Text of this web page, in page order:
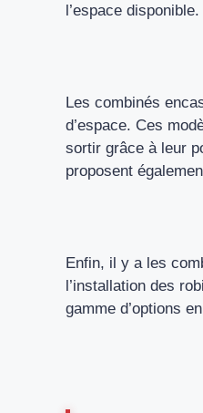
l’espace disponible.
Les combinés
d’espace. Ces
sortir grâce à leur
proposent
Enfin, il y a les
l’installation des
gamme d’options